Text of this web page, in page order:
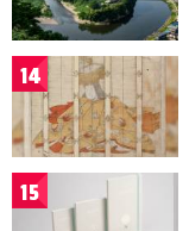
14
15